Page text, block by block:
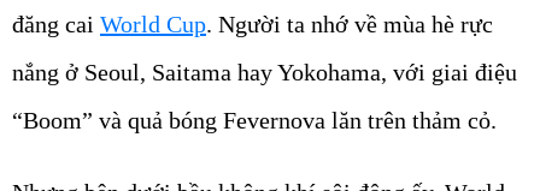
đăng cai World Cup. Người ta nhớ về mùa hè rực
nắng ở Seoul, Saitama hay Yokohama, với giai điệu
“Boom” và quả bóng Fevernova lăn trên thảm cỏ.